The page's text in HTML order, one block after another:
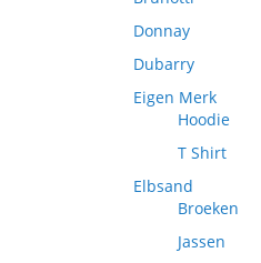
Donnay
Dubarry
Eigen Merk
Hoodie
T Shirt
Elbsand
Broeken
Jassen